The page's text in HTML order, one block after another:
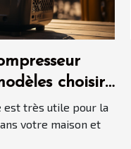
choisir
est très utile pour la
votre maison et